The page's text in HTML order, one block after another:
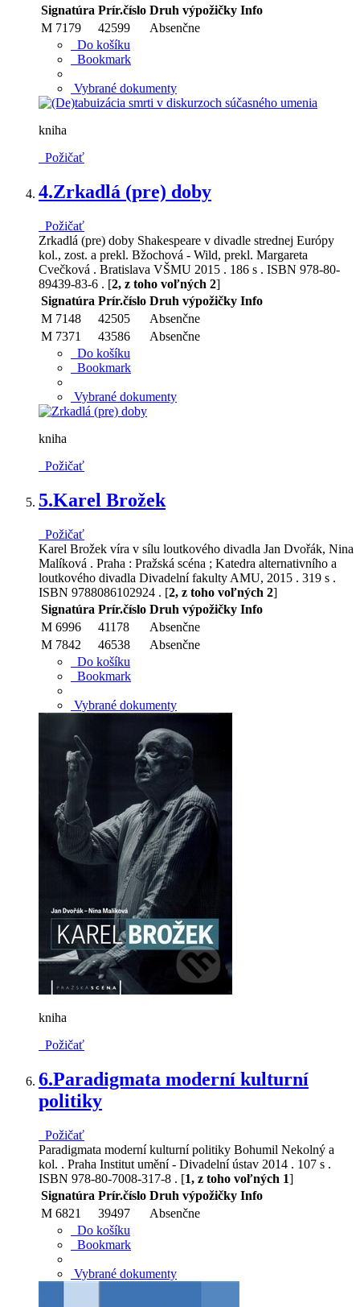
Signatúra Prír.číslo Druh výpožičky Info
M 7179
42599
Absenčne
Do košíku
Bookmark
Vybrané dokumenty
kniha
Požičať
4.Zrkadlá (pre) doby
Požičať
Zrkadlá (pre) doby Shakespeare v divadle strednej Európy
kol., zost. a prekl. Bžochová - Wild, prekl. Margareta
Cvečková . Bratislava VŠMU 2015 . 186 s . ISBN 978-80-
89439-83-6 . [2, z toho voľných 2]
Signatúra Prír.číslo Druh výpožičky Info
M 7148
42505
Absenčne
M 7371
43586
Absenčne
Do košíku
Bookmark
Vybrané dokumenty
kniha
Požičať
5.Karel Brožek
Požičať
Karel Brožek víra v sílu loutkového divadla Jan Dvořák, Nina
Malíková . Praha : Pražská scéna ; Katedra alternativního a
loutkového divadla Divadelní fakulty AMU, 2015 . 319 s .
ISBN 9788086102924 . [2, z toho voľných 2]
Signatúra Prír.číslo Druh výpožičky Info
M 6996
41178
Absenčne
M 7842
46538
Absenčne
Do košíku
Bookmark
Vybrané dokumenty
kniha
Požičať
6.Paradigmata moderní kulturní
politiky
Požičať
Paradigmata moderní kulturní politiky Bohumil Nekolný a
kol. . Praha Institut umění - Divadelní ústav 2014 . 107 s .
ISBN 978-80-7008-317-8 . [1, z toho voľných 1]
Signatúra Prír.číslo Druh výpožičky Info
M 6821
39497
Absenčne
Do košíku
Bookmark
Vybrané dokumenty